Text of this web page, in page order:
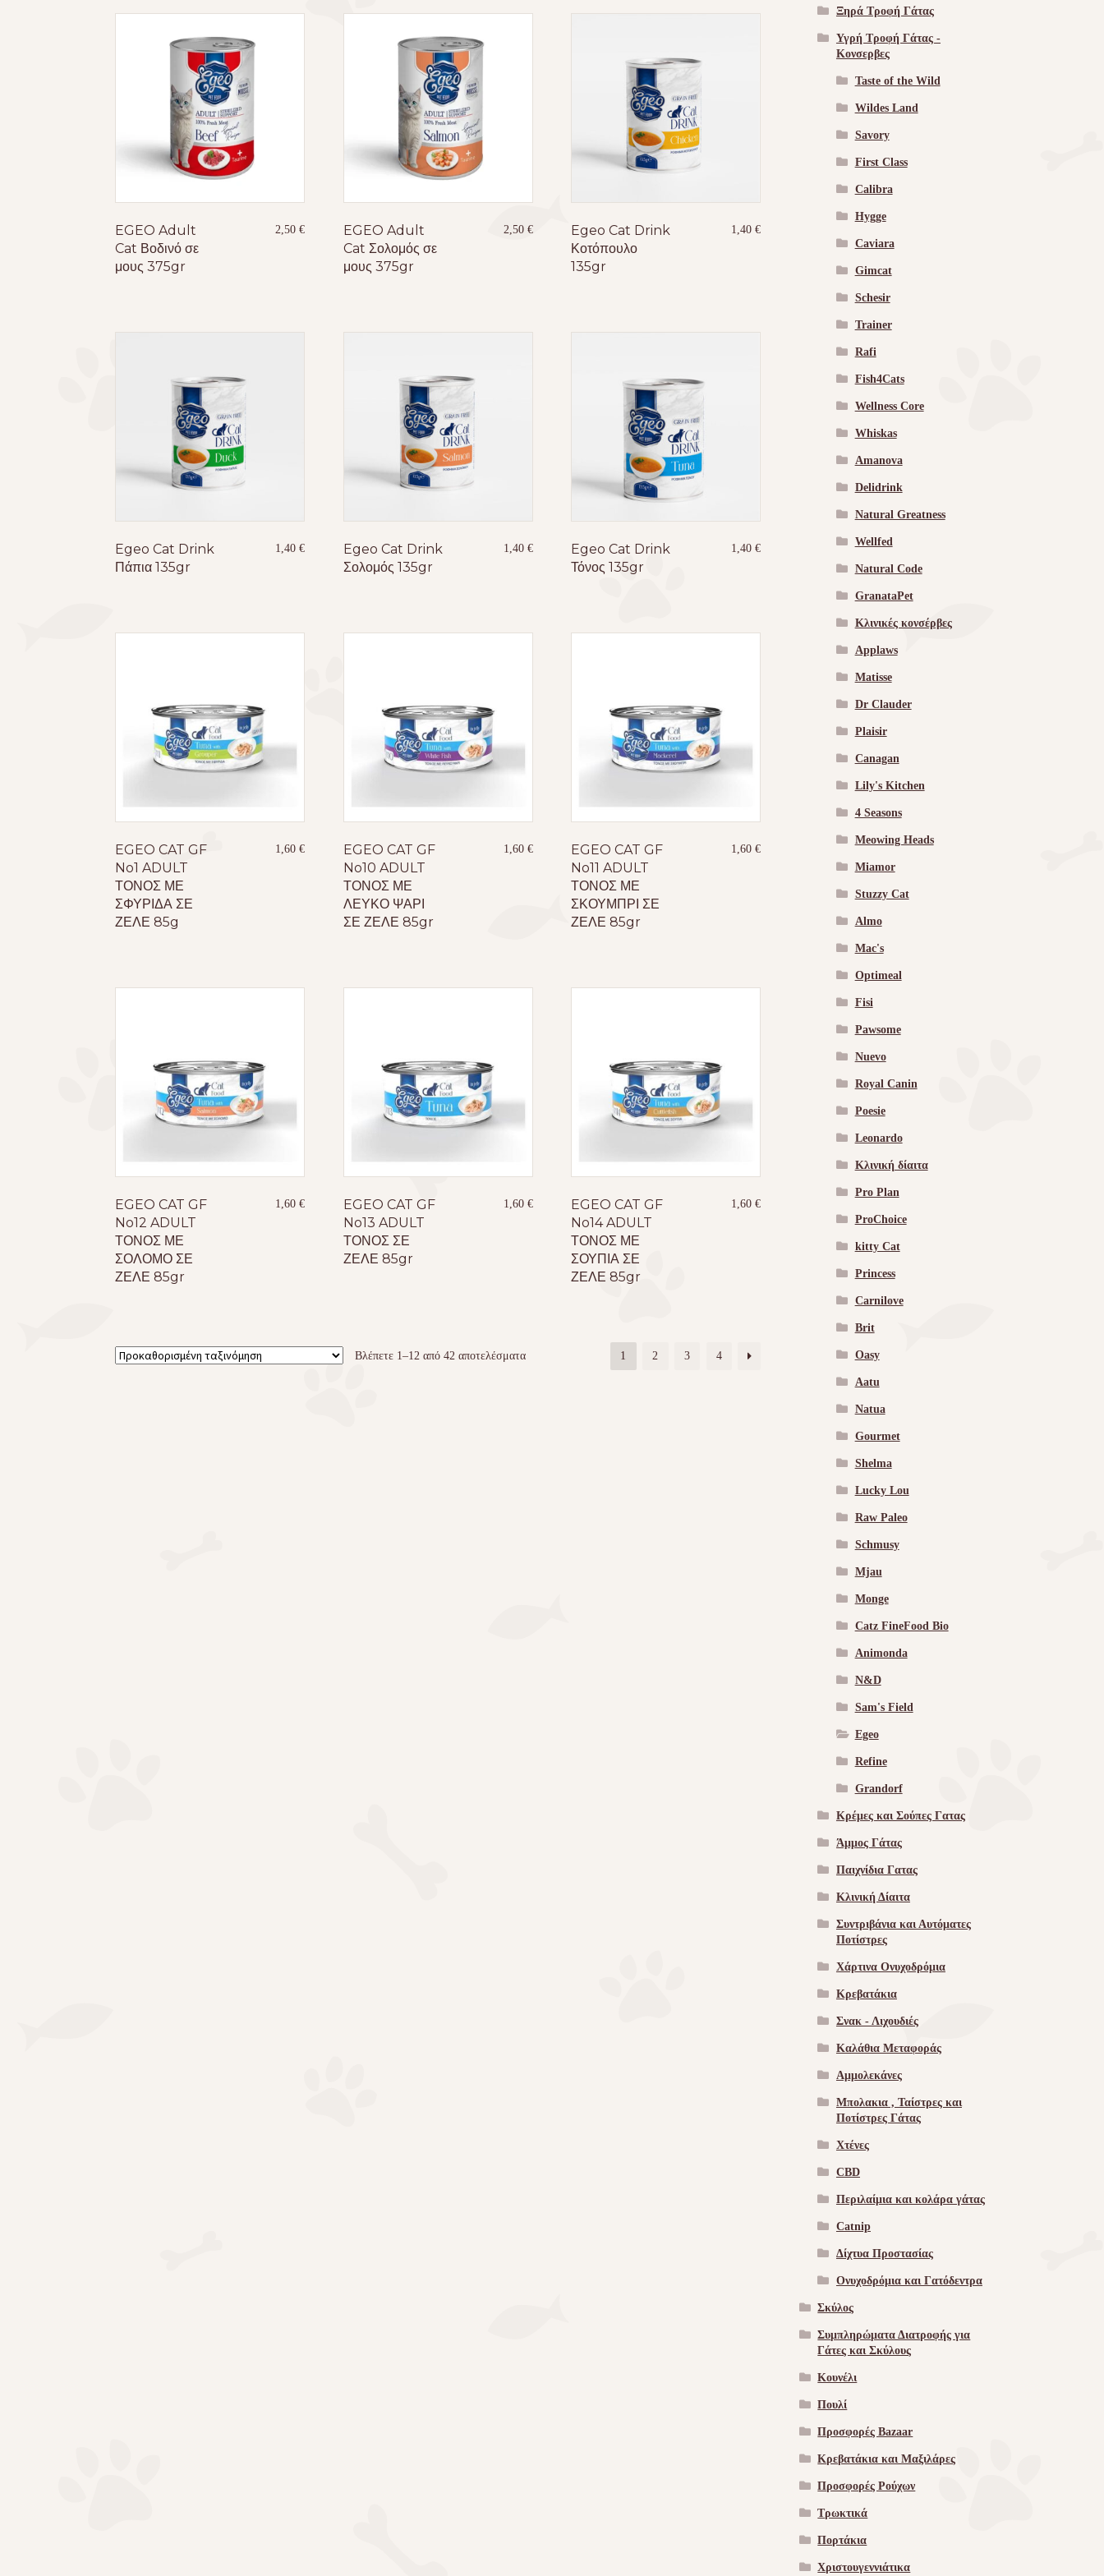
EGEO Adult
Cat Βοδινό σε
μους 375gr
2,50€
EGEO Adult
Cat Σολομός σε
μους 375gr
2,50 €
Egeo Cat Drink
Κοτόπουλο
135gr
1,40€
Egeo Cat Drink
Πάπια 135gr
1,40€
Egeo Cat Drink
Σολομός 135gr
1,40 €
Egeo Cat Drink
Τόνος 135gr
1,40€
EGEO CAT GF
No1 ADULT
ΤΟΝΟΣ ΜΕ
ΣΦΥΡΙΔΑ ΣΕ
ΖΕΛΕ 85g
1,60€
EGEO CAT GF
No10 ADULT
ΤΟΝΟΣ ΜΕ
ΛΕΥΚΟ ΨΑΡΙ
ΣΕ ΖΕΛΕ 85gr
1,60 €
EGEO CAT GF
No11 ADULT
ΤΟΝΟΣ ΜΕ
ΣΚΟΥΜΠΡΙ ΣΕ
ΖΕΛΕ 85gr
1,60€
EGEO CAT GF
No12 ADULT
ΤΟΝΟΣ ΜΕ
ΣΟΛΟΜΟ ΣΕ
ΖΕΛΕ 85gr
1,60€
EGEO CAT GF
No13 ADULT
ΤΟΝΟΣ ΣΕ
ΖΕΛΕ 85gr
1,60 €
EGEO CAT GF
No14 ADULT
ΤΟΝΟΣ ΜΕ
ΣΟΥΠΙΑ ΣΕ
ΖΕΛΕ 85gr
1,60€
Βλέπετε 1–12 από 42 αποτελέσματα 1 2 3 4
Ξηρά Τροφή Γάτας
Υγρή Τροφή Γάτας -
Kονσερβες
Taste of the Wild
Wildes Land
Savory
First Class
Calibra
Hygge
Caviara
Gimcat
Schesir
Trainer
Rafi
Fish4Cats
Wellness Core
Whiskas
Amanova
Delidrink
Natural Greatness
Wellfed
Natural Code
GranataPet
Κλινικές κονσέρβες
Applaws
Matisse
Dr Clauder
Plaisir
Canagan
Lily's Kitchen
4 Seasons
Meowing Heads
Miamor
Stuzzy Cat
Almo
Mac's
Optimeal
Fisi
Pawsome
Nuevo
Royal Canin
Poesie
Leonardo
Κλινική δίαιτα
Pro Plan
ProChoice
kitty Cat
Princess
Carnilove
Brit
Oasy
Aatu
Natua
Gourmet
Shelma
Lucky Lou
Raw Paleo
Schmusy
Mjau
Monge
Catz FineFood Bio
Animonda
N&D
Sam's Field
Egeo
Refine
Grandorf
Κρέμες και Σούπες Γατας
Άμμος Γάτας
Παιχνίδια Γατας
Κλινική Δίαιτα
Συντριβάνια και Αυτόματες
Ποτίστρες
Χάρτινα Ονυχοδρόμια
Κρεβατάκια
Σνακ - Λιχουδιές
Καλάθια Μεταφοράς
Αμμολεκάνες
Μπολακια , Ταίστρες και
Ποτίστρες Γάτας
Χτένες
CBD
Περιλαίμια και κολάρα γάτας
Catnip
Δίχτυα Προστασίας
Ονυχοδρόμια και Γατόδεντρα
Σκύλος
Συμπληρώματα Διατροφής για
Γάτες και Σκύλους
Κουνέλι
Πουλί
Προσφορές Bazaar
Κρεβατάκια και Μαξιλάρες
Προσφορές Ρούχων
Τρωκτικά
Πορτάκια
Χριστουγεννιάτικα